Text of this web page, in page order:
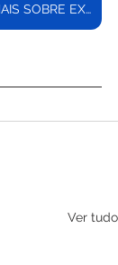
CLIQUE AQUI E SAIBA MAIS SOBRE EXAMES GENÉTICOS
Ver tudo